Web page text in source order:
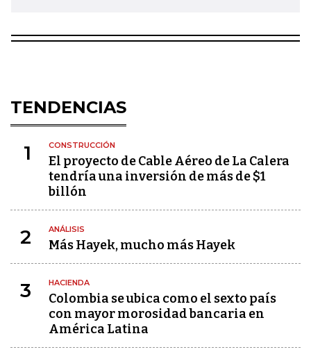
TENDENCIAS
1 CONSTRUCCIÓN
El proyecto de Cable Aéreo de La Calera
tendría una inversión de más de $1
billón
2 ANÁLISIS
Más Hayek, mucho más Hayek
3 HACIENDA
Colombia se ubica como el sexto país
con mayor morosidad bancaria en
América Latina